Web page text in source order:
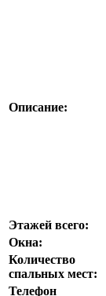
Описание:
Этажей всего:
Окна:
Количество
спальных мест:
Телефон